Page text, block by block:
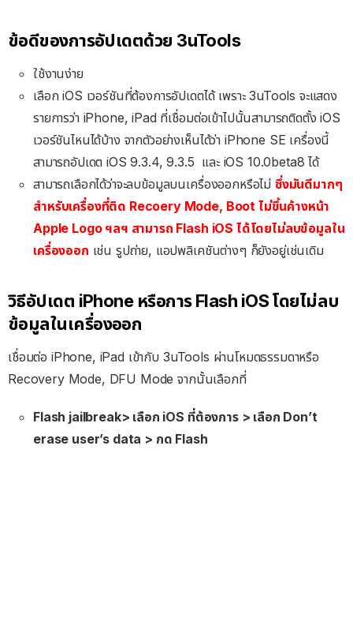
ข้อดีของการอัปเดตด้วย 3uTools
ใช้งานง่าย
เลือก iOS เวอร์ชันที่ต้องการอัปเดตได้ เพราะ 3uTools จะแสดง
รายการว่า iPhone, iPad ที่เชื่อมต่อเข้าไปนั้นสามารถติดตั้ง iOS
เวอร์ชันไหนได้บ้าง จากตัวอย่างเห็นได้ว่า iPhone SE เครื่องนี้
สามารถอัปเดต iOS 9.3.4, 9.3.5 และ iOS 10.0beta8 ได้
สามารถเลือกได้ว่าจะลบข้อมูลบนเครื่องออกหรือไม่ ซึ่งมันดีมากๆ
สำหรับเครื่องที่ติด Recoery Mode, Boot ไม่ขึ้นค้างหน้า
Apple Logo ฯลฯ สามารถ Flash iOS ได้โดยไม่ลบข้อมูลใน
เครื่องออก เช่น รูปถ่าย, แอปพลิเคชันต่างๆ ก็ยังอยู่เช่นเดิม
วิธีอัปเดต iPhone หรือการ Flash iOS โดยไม่ลบ
ข้อมูลในเครื่องออก
เชื่อมต่อ iPhone, iPad เข้ากับ 3uTools ผ่านโหมดธรรมดาหรือ
Recovery Mode, DFU Mode จากนั้นเลือกที่
Flash jailbreak> เลือก iOS ที่ต้องการ > เลือก Don’t
erase user’s data > กด Flash